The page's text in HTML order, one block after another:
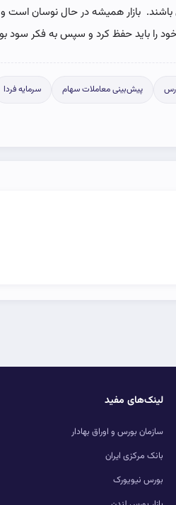
بازار همیشه در حال نوسان است و
را باید حفظ کرد‌ و سپس به فکر سود
پیش‌بینی معاملات سهام سرمایه فردا
لینک‌های مفید
سازمان بورس و اوراق بهادار
بانک مرکزی ایران
بورس نیویورک